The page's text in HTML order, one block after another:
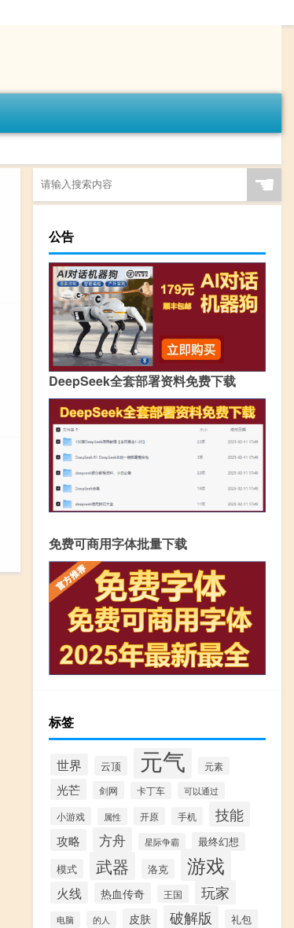
☚
公告
DeepSeek全套部署资料免费下载
免费可商用字体批量下载
标签
世界 云顶 元气 元素
光芒 剑网 卡丁车 可以通过
小游戏 属性 开原 手机 技能
攻略 方舟 星际争霸 最终幻想
模式 武器 洛克 游戏
火线 热血传奇 王国 玩家
电脑 的人 皮肤 破解版 礼包